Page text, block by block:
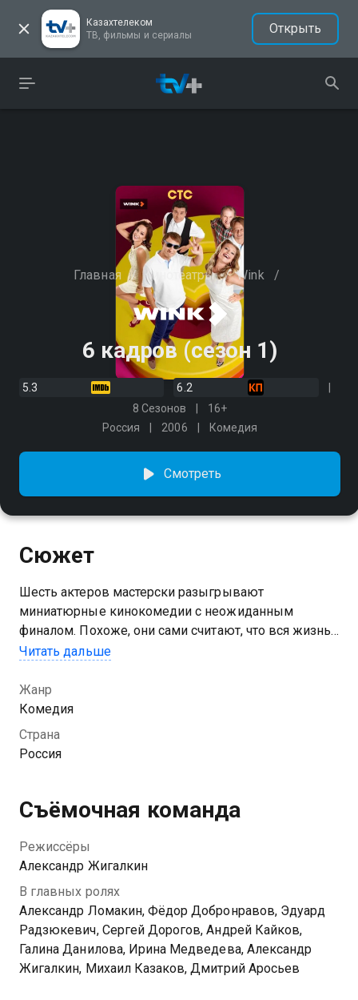
Казахтелеком
ТВ, фильмы и сериалы
Открыть
Главная / Кинотеатры / Wink /
6 кадров (сезон 1)
5.3
6.2
8 Сезонов
16+
Россия
2006 Комедия
Смотреть
Сюжет
Шесть актеров мастерски разыгрывают
миниатюрные кинокомедии с неожиданным
финалом. Похоже, они сами считают, что вся жизнь
— это скетч-шоу. И пусть злые языки твердят, что
возможно! «Шесть кадров» в каждом выпуске
показывают тебе, как весело и непринужденно
можно обыграть любую жизненную ситуацию.
качестве на Казахтелеком
Читать дальше
Жанр
Комедия
Страна
Россия
Съёмочная команда
Режиссёры
Александр Жигалкин
В главных ролях
Александр Ломакин, Фёдор Добронравов, Эдуард
Радзюкевич, Сергей Дорогов, Андрей Кайков,
Галина Данилова, Ирина Медведева, Александр
Жигалкин, Михаил Казаков, Дмитрий Аросьев